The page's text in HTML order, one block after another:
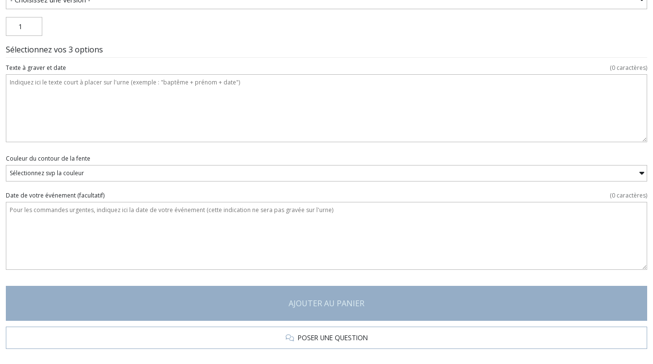
Sélectionnez vos 3 options
Texte à graver et date (0 caractères)
Couleur du contour de la fente
Date de votre événement (facultatif) (0 caractères)
AJOUTER AU PANIER
POSER UNE QUESTION